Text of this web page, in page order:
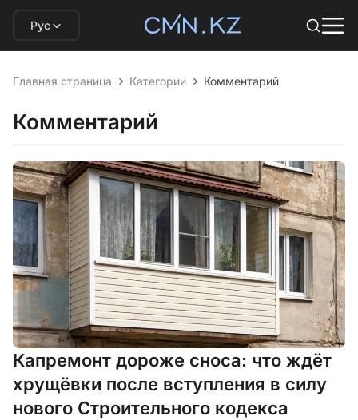
Рус
Главная страница Категории Комментарий
Комментарий
Капремонт дороже сноса: что ждёт
хрущёвки после вступления в силу
нового Строительного кодекса